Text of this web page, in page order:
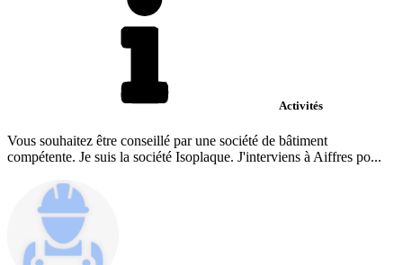
Activités
Vous souhaitez être conseillé par une société de bâtiment
compétente. Je suis la société Isoplaque. J'interviens à Aiffres po...